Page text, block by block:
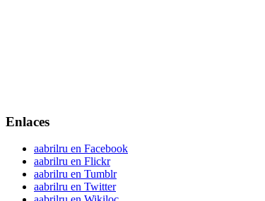
Enlaces
aabrilru en Facebook
aabrilru en Flickr
aabrilru en Tumblr
aabrilru en Twitter